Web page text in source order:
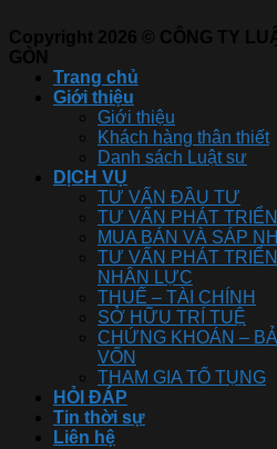
Copyright 2026 © CÔNG TY
GÒN
Trang chủ
Giới thiệu
Giới thiệu
Khách hàng thân thiết
Danh sách Luật sư
DỊCH VỤ
TƯ VẤN ĐẦU TƯ
TƯ VẤN PHÁT
MUA BÁN VÀ SÁP
TƯ VẤN PHÁT
NHÂN LỰC
THUẾ – TÀI CHÍNH
SỞ HỮU TRÍ TUỆ
CHỨNG KHOÁN –
VỐN
THAM GIA TỐ TỤNG
HỎI ĐÁP
Tin thời sự
Liên hệ